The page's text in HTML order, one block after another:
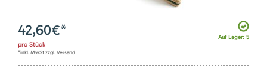
Auf Lager: 5
42,60€*
pro Stück
*inkl. MwSt zzgl. Versand